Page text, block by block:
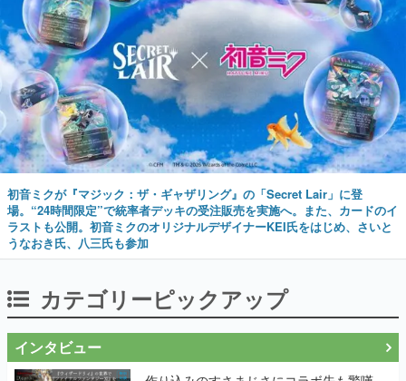
初音ミクが『マジック：ザ・ギャザリング』の「Secret Lair」に登
場。“24時間限定”で統率者デッキの受注販売を実施へ。また、カードのイ
ラストも公開。初音ミクのオリジナルデザイナーKEI氏をはじめ、さいと
うなおき氏、八三氏も参加
カテゴリーピックアップ
インタビュー